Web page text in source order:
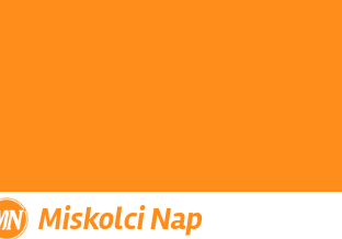
Miskolci Nap